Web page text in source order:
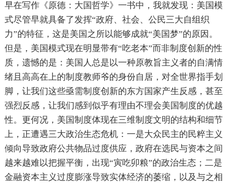
早在写作《原德：大国哲学》一书中，我就发现：美国模
式尽管早就具备了发挥“政府、社会、公民三大自组织
力”的特征，这是美国之所以能够成就“美国梦”的原因。
但是，美国模式现在明显带有“吃老本”而非制度创新的性
质，遗憾的是：美国人总是以一种原教旨主义者的自满情
绪且高高在上的制度教师爷的身份自居，对全世界指手划
脚，让我们这些亟需制度创新的东方国家产生反感，甚至
强烈反感，让我们感到似乎有理由不理会美国制度的优越
性。更何况，美国制度体现在三维制度文明的结构和细节
上，正遭遇三大政治生态危机：一是大众民主的民粹主义
倾向导致政府公共物品过度供应，政府在选民与资本之间
越来越难以把握平衡，出现“寅吃卯粮”的政治生态；二是
金融资本主义过度膨涨导致实体经济的萎缩，以及与之相